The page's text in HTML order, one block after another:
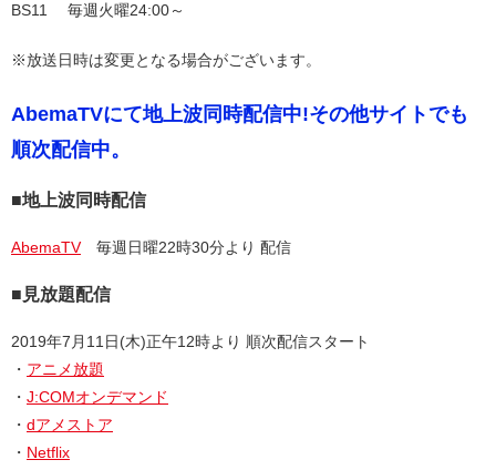
BS11 毎週火曜24:00～
※放送日時は変更となる場合がございます。
AbemaTVにて地上波同時配信中!その他サイトでも
順次配信中。
■地上波同時配信
AbemaTV毎週日曜22時30分より 配信
■見放題配信
2019年7月11日(木)正午12時より 順次配信スタート
・ アニメ放題
・ J:COMオンデマンド
・ dアメストア
・ Netflix